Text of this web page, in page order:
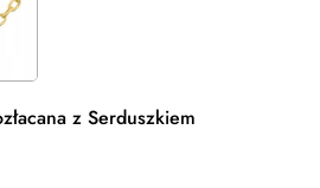
z Serduszkiem